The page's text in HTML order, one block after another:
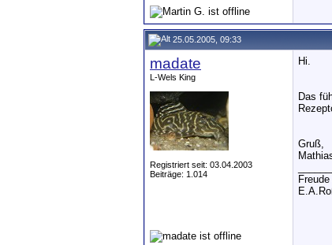
25.05.2005, 09:33
madate
L-Wels King
Registriert seit: 03.04.2003
Beiträge: 1.014
Hi.
Das
Gruß,